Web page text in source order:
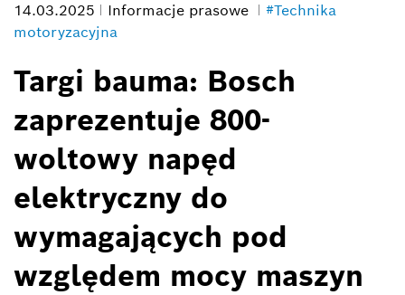
14.03.2025 Informacje prasowe
#Technika
motoryzacyjna
Targi bauma: Bosch
zaprezentuje 800-
woltowy napęd
elektryczny do
wymagających pod
względem mocy maszyn
Opis zdjęcia
1/4